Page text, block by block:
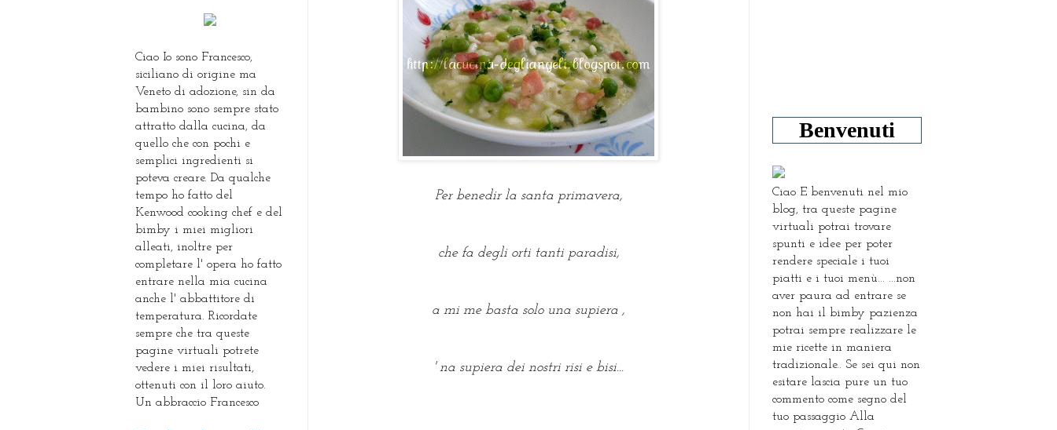
Per benedir la santa primavera,
che fa degli orti tanti paradisi,
a mi me basta solo una supiera ,
' na supiera dei nostri risi e bisi...
Ciao Io sono Francesco,
siciliano di origine ma
Veneto di adozione, sin da
bambino sono sempre stato
attratto dalla cucina, da
quello che con pochi e
semplici ingredienti si
poteva creare. Da qualche
tempo ho fatto del
Kenwood cooking chef e del
bimby i miei migliori
alleati, inoltre per
completare l' opera ho fatto
entrare nella mia cucina
anche l' abbattitore di
temperatura. Ricordate
sempre che tra queste
pagine virtuali potrete
vedere i miei risultati,
ottenuti con il loro aiuto.
Un abbraccio Francesco
Benvenuti
Ciao E benvenuti nel mio
blog, tra queste pagine
virtuali potrai trovare
spunti e idee per poter
rendere speciale i tuoi
piatti e i tuoi menù... ...non
aver paura ad entrare se
non hai il bimby pazienza
potrai sempre realizzare le
mie ricette in maniera
tradizionale.. Se sei qui non
esitare lascia pure un tuo
commento come segno del
tuo passaggio Alla